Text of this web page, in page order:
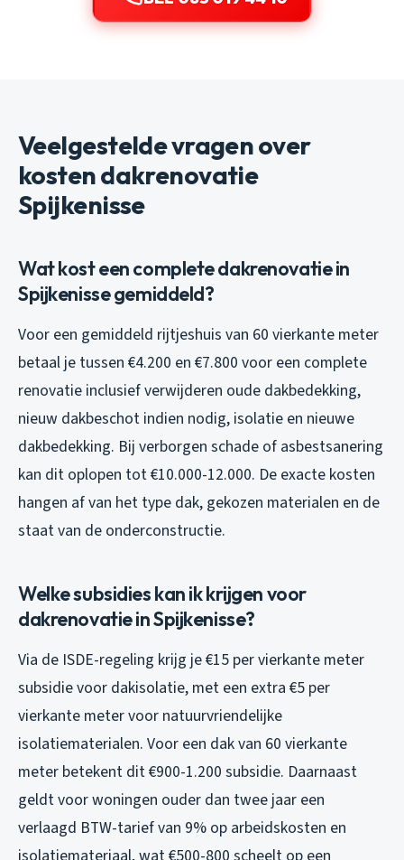
Veelgestelde vragen over
kosten dakrenovatie
Spijkenisse
Wat kost een complete dakrenovatie in
Spijkenisse gemiddeld?
Voor een gemiddeld rijtjeshuis van 60 vierkante meter
betaal je tussen €4.200 en €7.800 voor een complete
renovatie inclusief verwijderen oude dakbedekking,
nieuw dakbeschot indien nodig, isolatie en nieuwe
dakbedekking. Bij verborgen schade of asbestsanering
kan dit oplopen tot €10.000-12.000. De exacte kosten
hangen af van het type dak, gekozen materialen en de
staat van de onderconstructie.
Welke subsidies kan ik krijgen voor
dakrenovatie in Spijkenisse?
Via de ISDE-regeling krijg je €15 per vierkante meter
subsidie voor dakisolatie, met een extra €5 per
vierkante meter voor natuurvriendelijke
isolatiematerialen. Voor een dak van 60 vierkante
meter betekent dit €900-1.200 subsidie. Daarnaast
geldt voor woningen ouder dan twee jaar een
verlaagd BTW-tarief van 9% op arbeidskosten en